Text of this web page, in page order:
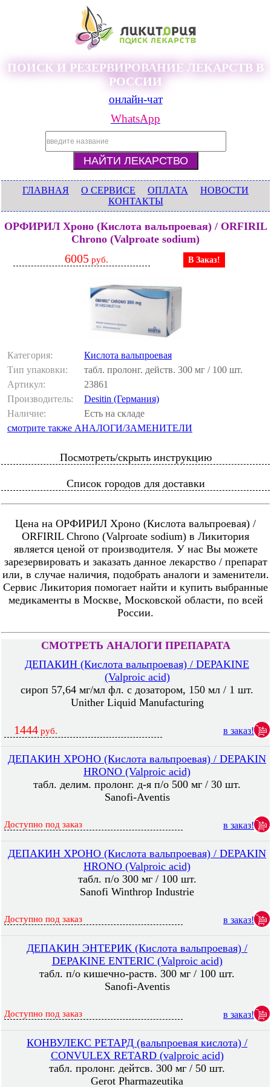
ПОИСК И РЕЗЕРВИРОВАНИЕ ЛЕКАРСТВ В
РОССИИ
онлайн-чат
WhatsApp
ГЛАВНАЯ О СЕРВИСЕ ОПЛАТА
НОВОСТИ
КОНТАКТЫ
ОРФИРИЛ Хроно (Кислота вальпроевая) / ORFIRIL
Chrono (Valproate sodium)
6005 руб. В Заказ!
Категория:
Кислота вальпроевая
Тип упаковки:
табл. пролонг. действ. 300 мг / 100 шт.
Артикул:
23861
Производитель:
Desitin (Германия)
Наличие:
Есть на складе
смотрите также АНАЛОГИ/ЗАМЕНИТЕЛИ
Посмотреть/скрыть инструкцию
Список городов для доставки
Цена на ОРФИРИЛ Хроно (Кислота вальпроевая) /
ORFIRIL Chrono (Valproate sodium) в Ликитория
является ценой от производителя. У нас Вы можете
зарезервировать и заказать данное лекарство / препарат
или, в случае наличия, подобрать аналоги и заменители.
Сервис Ликитория помогает найти и купить выбранные
медикаменты в Москве, Московской области, по всей
России.
СМОТРЕТЬ АНАЛОГИ ПРЕПАРАТА
ДЕПАКИН (Кислота вальпроевая) / DEPAKINE
(Valproic acid)
сироп 57,64 мг/мл фл. с дозатором, 150 мл / 1 шт.
Unither Liquid Manufacturing
1444 руб. в заказ!
ДЕПАКИН ХРОНО (Кислота вальпроевая) / DEPAKIN
HRONO (Valproic acid)
табл. делим. пролонг. д-я п/о 500 мг / 30 шт.
Sanofi-Aventis
Доступно под заказ в заказ!
ДЕПАКИН ХРОНО (Кислота вальпроевая) / DEPAKIN
HRONO (Valproic acid)
табл. п/о 300 мг / 100 шт.
Sanofi Winthrop Industrie
Доступно под заказ в заказ!
ДЕПАКИН ЭНТЕРИК (Кислота вальпроевая) /
DEPAKINE ENTERIC (Valproic acid)
табл. п/о кишечно-раств. 300 мг / 100 шт.
Sanofi-Aventis
Доступно под заказ в заказ!
КОНВУЛЕКС РЕТАРД (вальпроевая кислота) /
CONVULEX RETARD (valproic acid)
табл. пролонг. дейтсв. 300 мг / 50 шт.
Gerot Pharmazeutika